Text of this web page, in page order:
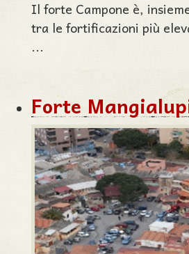
Il forte Campone è,
tra le fortificazioni più
...
Forte